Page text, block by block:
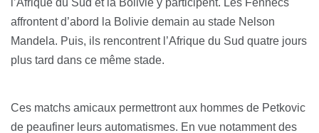
l’Afrique du Sud et la Bolivie y participent. Les Fennecs
affrontent d’abord la Bolivie demain au stade Nelson
Mandela. Puis, ils rencontrent l’Afrique du Sud quatre jours
plus tard dans ce même stade.
Ces matchs amicaux permettront aux hommes de Petkovic
de peaufiner leurs automatismes. En vue notamment des